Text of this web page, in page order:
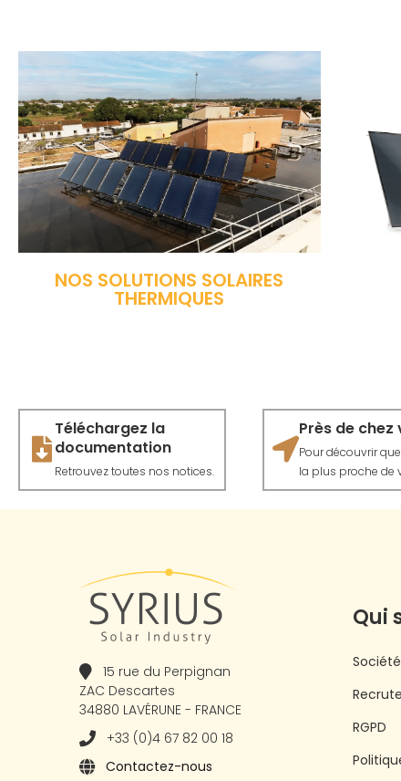
NOS SOLUTIONS SOLAIRES
THERMIQUES
Téléchargez la
documentation
Retrouvez toutes nos notices.
Près de chez
Pour découvrir
la plus proche de
15 rue du Perpignan
ZAC Descartes
34880 LAVÉRUNE - FRANCE
+33 (0)4 67 82 00 18
Contactez-nous
Qui
Société
RGPD